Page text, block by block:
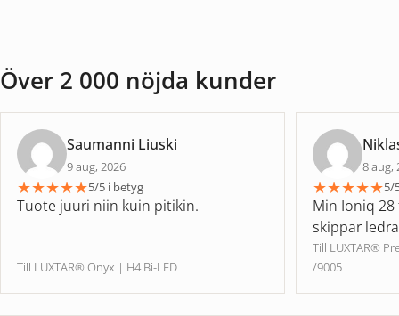
Över 2 000 nöjda kunder
Saumanni Liuski
9 aug, 2026
★★★★★5/5 i betyg
Tuote juuri niin kuin pitikin.
Till LUXTAR® Onyx | H4 Bi-LED
8 aug,
★★★★★5/
Min Ioniq
skippar
Till LUXTAR®
/9005